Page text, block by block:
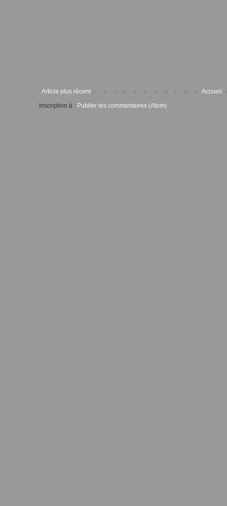
Article plus récent
Accueil
Inscription à : Publier les commentaires (Atom)